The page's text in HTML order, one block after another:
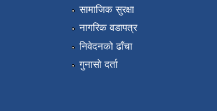
सामाजिक सुरक्षा
नागरिक वडापत्र
निवेदनको ढाँचा
गुनासो दर्ता